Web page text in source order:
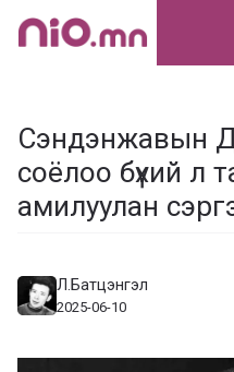
Skip
Сэндэнжавын
соёлоо бүхий л
амилуулан
Л.Батцэнгэл
2025-06-10